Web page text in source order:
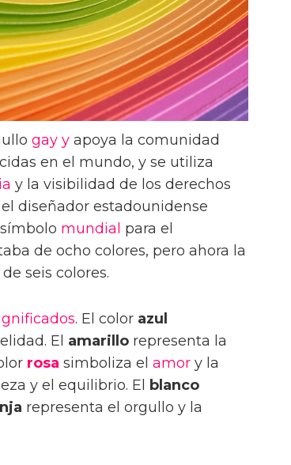
gay y apoya la comunidad
en el mundo, y se utiliza
y la visibilidad de los derechos
diseñador estadounidense
mundial para el
de ocho colores, pero ahora la
seis colores.
. El color azul
El amarillo representa la
rosa simboliza el amor y la
y el equilibrio. El
blanco
representa el orgullo y la